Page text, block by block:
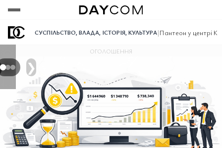
СУСПІЛЬСТВО, ВЛАДА, ІСТОРІЯ, КУЛЬТУРА|Пантеон у центрі
❯
ОГОЛОШЕННЯ